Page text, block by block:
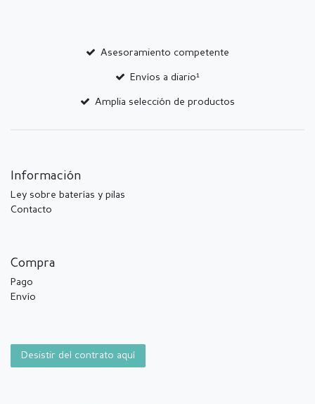
Asesoramiento competente
Envíos a diario¹
Amplia selección de productos
Información
Ley sobre baterías y pilas
Contacto
Compra
Pago
Envío
Desistir del contrato aquí